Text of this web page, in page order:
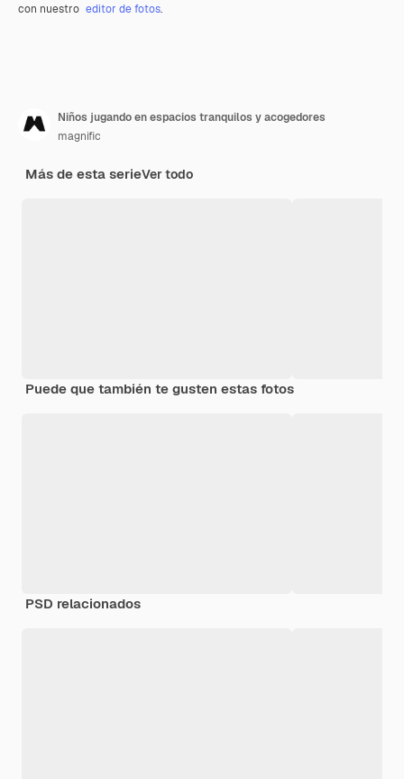
con nuestro editor de fotos.
Niños jugando en espacios tranquilos y acogedores
magnific
Más de esta serieVer todo
Puede que también te gusten estas fotos
PSD relacionados